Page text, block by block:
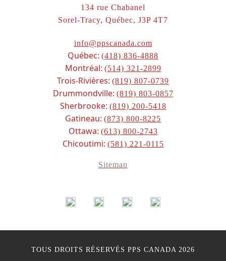
134 rue Chabanel
Sorel-Tracy, Québec, J3P 4T7
info@ppscanada.com
Québec: (418) 836-4888
Montréal: (514) 321-2899
Trois-Rivières: (819) 807-0739
Drummondville: (819) 803-0857
Sherbrooke: (819) 200-5418
Gatineau: (873) 800-8225
Ottawa: (613) 800-2743
Chicoutimi: (581) 221-0115
Sitemap
TOUS DROITS RÉSERVÉS PPS CANADA 2026